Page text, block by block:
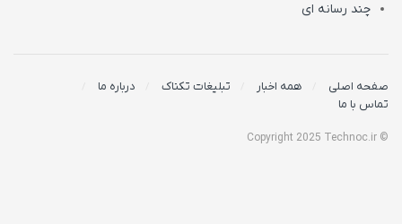
چند رسانه ای
صفحه اصلی همه اخبار تبلیغات تکناک
درباره ما
تماس با ما
© Copyright 2025 Technoc.ir